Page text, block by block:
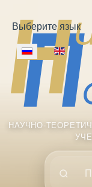
Выберите язык
НАУЧНО-